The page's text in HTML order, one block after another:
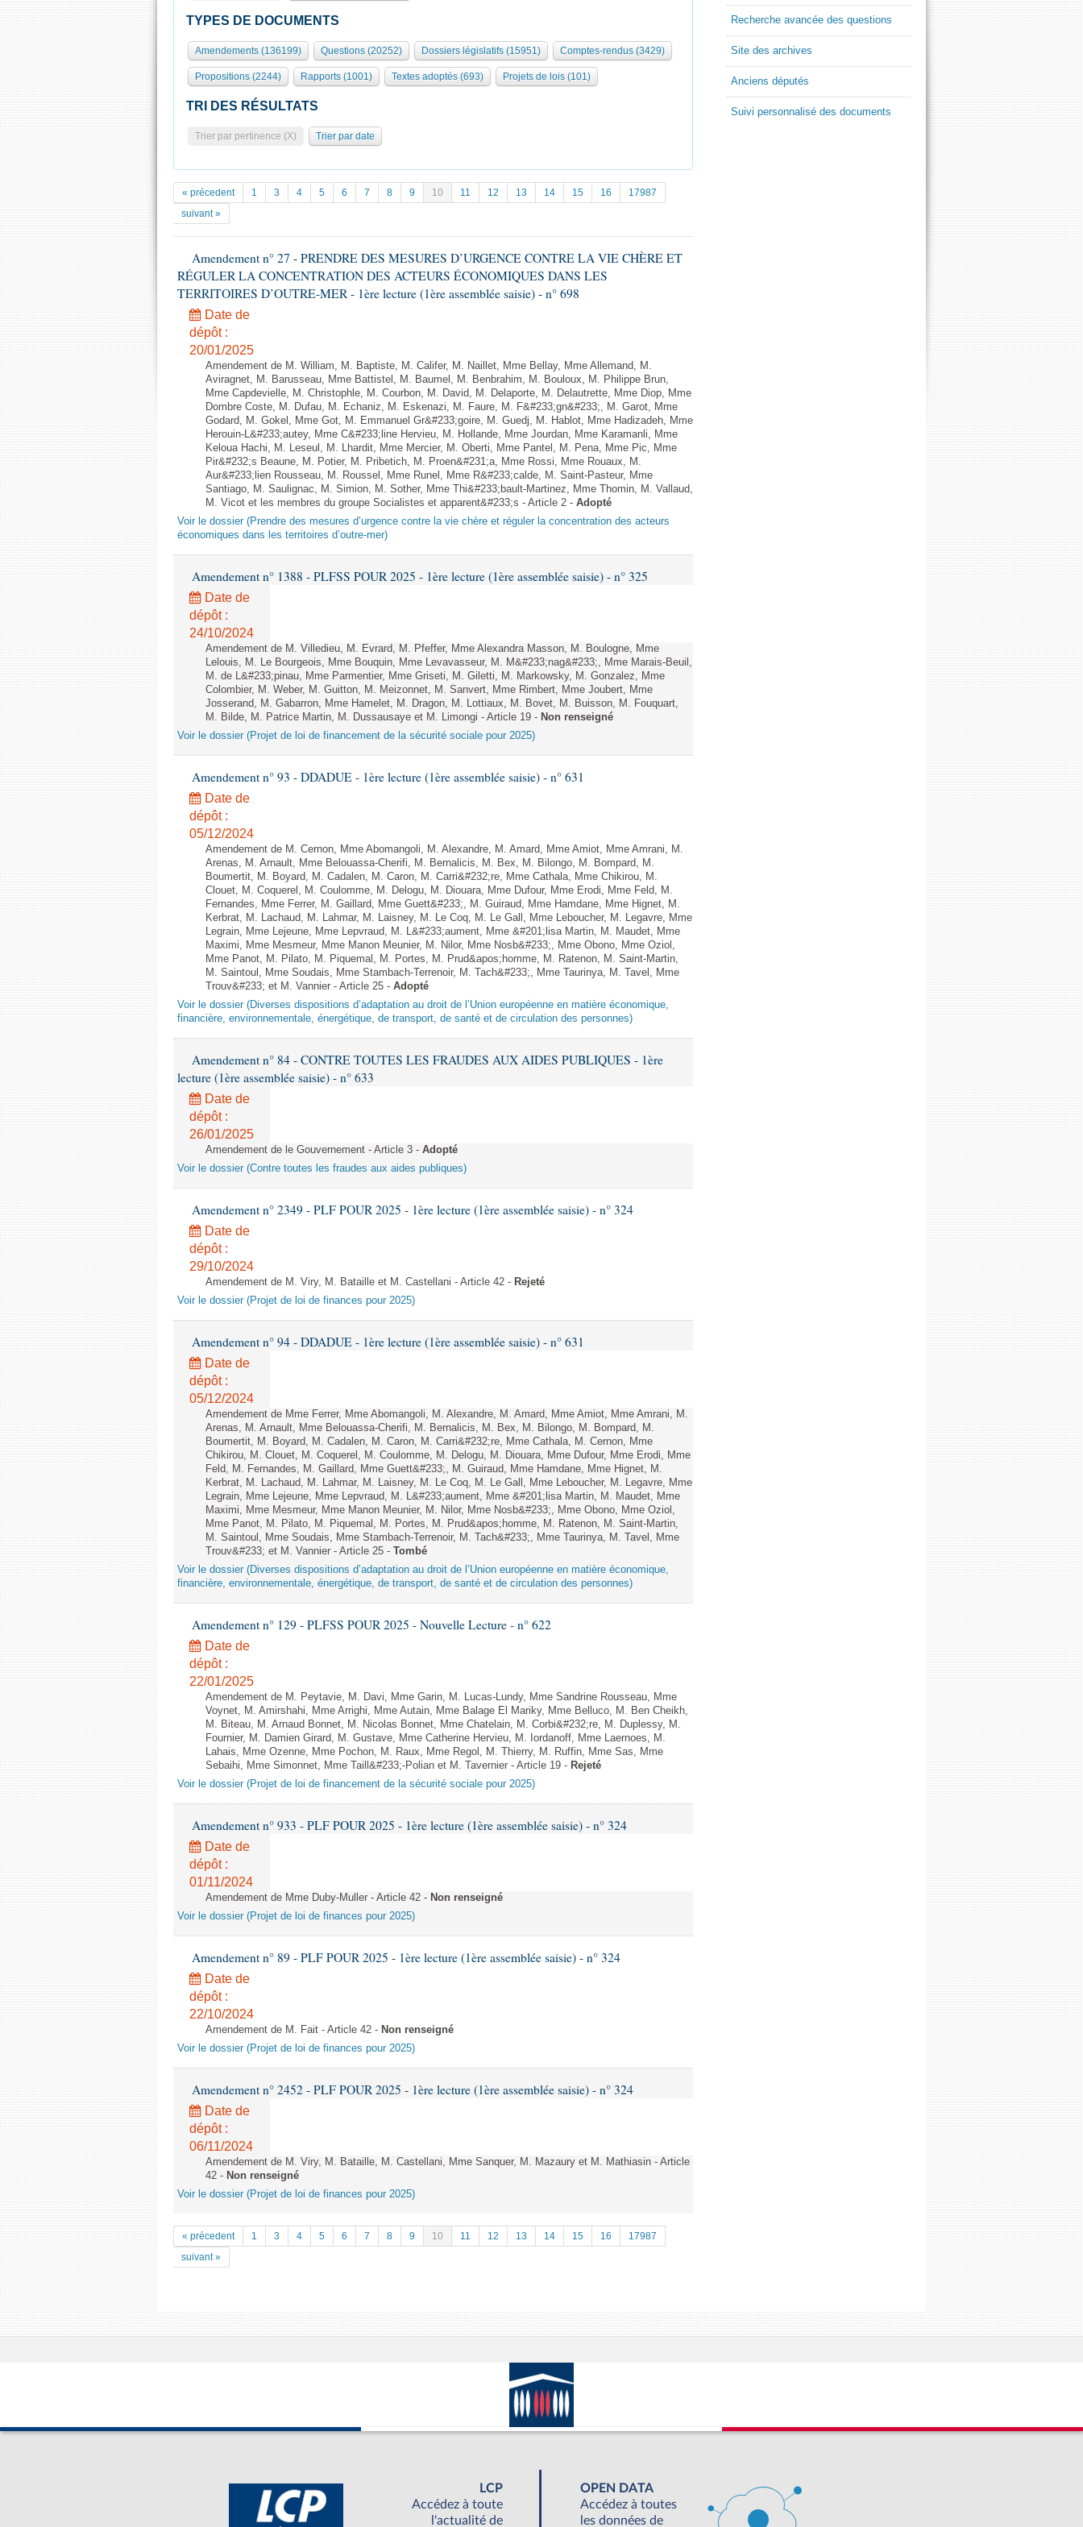
TYPES DE DOCUMENTS
Amendements (136199) Questions (20252) Dossiers législatifs (15951) Comptes-rendus (3429)
Propositions (2244) Rapports (1001) Textes adoptés (693) Projets de lois (101)
TRI DES RÉSULTATS
Trier par pertinence (X) Trier par date
« précedent 1 3 4 5 6 7 8 9 10 11 12 13 14 15 16
17987
suivant »
Amendement n° 27 - PRENDRE DES MESURES D’URGENCE CONTRE LA VIE CHÈRE ET
RÉGULER LA CONCENTRATION DES ACTEURS ÉCONOMIQUES DANS LES
TERRITOIRES D’OUTRE-MER - 1ère lecture (1ère assemblée saisie) - n° 698
Date de
dépôt :
20/01/2025
Amendement de M. William, M. Baptiste, M. Califer, M. Naillet, Mme Bellay, Mme Allemand, M.
Aviragnet, M. Barusseau, Mme Battistel, M. Baumel, M. Benbrahim, M. Bouloux, M. Philippe Brun,
Mme Capdevielle, M. Christophle, M. Courbon, M. David, M. Delaporte, M. Delautrette, Mme Diop, Mme
Dombre Coste, M. Dufau, M. Echaniz, M. Eskenazi, M. Faure, M. F&#233;gn&#233;, M. Garot, Mme
Godard, M. Gokel, Mme Got, M. Emmanuel Gr&#233;goire, M. Guedj, M. Hablot, Mme Hadizadeh, Mme
Herouin-L&#233;autey, Mme C&#233;line Hervieu, M. Hollande, Mme Jourdan, Mme Karamanli, Mme
Keloua Hachi, M. Leseul, M. Lhardit, Mme Mercier, M. Oberti, Mme Pantel, M. Pena, Mme Pic, Mme
Pir&#232;s Beaune, M. Potier, M. Pribetich, M. Proen&#231;a, Mme Rossi, Mme Rouaux, M.
Aur&#233;lien Rousseau, M. Roussel, Mme Runel, Mme R&#233;calde, M. Saint-Pasteur, Mme
Santiago, M. Saulignac, M. Simion, M. Sother, Mme Thi&#233;bault-Martinez, Mme Thomin, M. Vallaud,
M. Vicot et les membres du groupe Socialistes et apparent&#233;s - Article 2 - Adopté
Voir le dossier (Prendre des mesures d’urgence contre la vie chère et réguler la concentration des acteurs
économiques dans les territoires d’outre-mer)
Amendement n° 1388 - PLFSS POUR 2025 - 1ère lecture (1ère assemblée saisie) - n° 325
Date de
dépôt :
24/10/2024
Amendement de M. Villedieu, M. Evrard, M. Pfeffer, Mme Alexandra Masson, M. Boulogne, Mme
Lelouis, M. Le Bourgeois, Mme Bouquin, Mme Levavasseur, M. M&#233;nag&#233;, Mme Marais-Beuil,
M. de L&#233;pinau, Mme Parmentier, Mme Griseti, M. Giletti, M. Markowsky, M. Gonzalez, Mme
Colombier, M. Weber, M. Guitton, M. Meizonnet, M. Sanvert, Mme Rimbert, Mme Joubert, Mme
Josserand, M. Gabarron, Mme Hamelet, M. Dragon, M. Lottiaux, M. Bovet, M. Buisson, M. Fouquart,
M. Bilde, M. Patrice Martin, M. Dussausaye et M. Limongi - Article 19 - Non renseigné
Voir le dossier (Projet de loi de financement de la sécurité sociale pour 2025)
Amendement n° 93 - DDADUE - 1ère lecture (1ère assemblée saisie) - n° 631
Date de
dépôt :
05/12/2024
Amendement de M. Cernon, Mme Abomangoli, M. Alexandre, M. Amard, Mme Amiot, Mme Amrani, M.
Arenas, M. Arnault, Mme Belouassa-Cherifi, M. Bernalicis, M. Bex, M. Bilongo, M. Bompard, M.
Boumertit, M. Boyard, M. Cadalen, M. Caron, M. Carri&#232;re, Mme Cathala, Mme Chikirou, M.
Clouet, M. Coquerel, M. Coulomme, M. Delogu, M. Diouara, Mme Dufour, Mme Erodi, Mme Feld, M.
Fernandes, Mme Ferrer, M. Gaillard, Mme Guett&#233;, M. Guiraud, Mme Hamdane, Mme Hignet, M.
Kerbrat, M. Lachaud, M. Lahmar, M. Laisney, M. Le Coq, M. Le Gall, Mme Leboucher, M. Legavre, Mme
Legrain, Mme Lejeune, Mme Lepvraud, M. L&#233;aument, Mme &#201;lisa Martin, M. Maudet, Mme
Maximi, Mme Mesmeur, Mme Manon Meunier, M. Nilor, Mme Nosb&#233;, Mme Obono, Mme Oziol,
Mme Panot, M. Pilato, M. Piquemal, M. Portes, M. Prud&apos;homme, M. Ratenon, M. Saint-Martin,
M. Saintoul, Mme Soudais, Mme Stambach-Terrenoir, M. Tach&#233;, Mme Taurinya, M. Tavel, Mme
Trouv&#233; et M. Vannier - Article 25 - Adopté
Voir le dossier (Diverses dispositions d’adaptation au droit de l’Union européenne en matière économique,
financière, environnementale, énergétique, de transport, de santé et de circulation des personnes)
Amendement n° 84 - CONTRE TOUTES LES FRAUDES AUX AIDES PUBLIQUES - 1ère
lecture (1ère assemblée saisie) - n° 633
Date de
dépôt :
26/01/2025
Amendement de le Gouvernement - Article 3 - Adopté
Voir le dossier (Contre toutes les fraudes aux aides publiques)
Amendement n° 2349 - PLF POUR 2025 - 1ère lecture (1ère assemblée saisie) - n° 324
Date de
dépôt :
29/10/2024
Amendement de M. Viry, M. Bataille et M. Castellani - Article 42 - Rejeté
Voir le dossier (Projet de loi de finances pour 2025)
Amendement n° 94 - DDADUE - 1ère lecture (1ère assemblée saisie) - n° 631
Date de
dépôt :
05/12/2024
Amendement de Mme Ferrer, Mme Abomangoli, M. Alexandre, M. Amard, Mme Amiot, Mme Amrani, M.
Arenas, M. Arnault, Mme Belouassa-Cherifi, M. Bernalicis, M. Bex, M. Bilongo, M. Bompard, M.
Boumertit, M. Boyard, M. Cadalen, M. Caron, M. Carri&#232;re, Mme Cathala, M. Cernon, Mme
Chikirou, M. Clouet, M. Coquerel, M. Coulomme, M. Delogu, M. Diouara, Mme Dufour, Mme Erodi, Mme
Feld, M. Fernandes, M. Gaillard, Mme Guett&#233;, M. Guiraud, Mme Hamdane, Mme Hignet, M.
Kerbrat, M. Lachaud, M. Lahmar, M. Laisney, M. Le Coq, M. Le Gall, Mme Leboucher, M. Legavre, Mme
Legrain, Mme Lejeune, Mme Lepvraud, M. L&#233;aument, Mme &#201;lisa Martin, M. Maudet, Mme
Maximi, Mme Mesmeur, Mme Manon Meunier, M. Nilor, Mme Nosb&#233;, Mme Obono, Mme Oziol,
Mme Panot, M. Pilato, M. Piquemal, M. Portes, M. Prud&apos;homme, M. Ratenon, M. Saint-Martin,
M. Saintoul, Mme Soudais, Mme Stambach-Terrenoir, M. Tach&#233;, Mme Taurinya, M. Tavel, Mme
Trouv&#233; et M. Vannier - Article 25 - Tombé
Voir le dossier (Diverses dispositions d’adaptation au droit de l’Union européenne en matière économique,
financière, environnementale, énergétique, de transport, de santé et de circulation des personnes)
Amendement n° 129 - PLFSS POUR 2025 - Nouvelle Lecture - n° 622
Date de
dépôt :
22/01/2025
Amendement de M. Peytavie, M. Davi, Mme Garin, M. Lucas-Lundy, Mme Sandrine Rousseau, Mme
Voynet, M. Amirshahi, Mme Arrighi, Mme Autain, Mme Balage El Mariky, Mme Belluco, M. Ben Cheikh,
M. Biteau, M. Arnaud Bonnet, M. Nicolas Bonnet, Mme Chatelain, M. Corbi&#232;re, M. Duplessy, M.
Fournier, M. Damien Girard, M. Gustave, Mme Catherine Hervieu, M. Iordanoff, Mme Laernoes, M.
Lahais, Mme Ozenne, Mme Pochon, M. Raux, Mme Regol, M. Thierry, M. Ruffin, Mme Sas, Mme
Sebaihi, Mme Simonnet, Mme Taill&#233;-Polian et M. Tavernier - Article 19 - Rejeté
Voir le dossier (Projet de loi de financement de la sécurité sociale pour 2025)
Amendement n° 933 - PLF POUR 2025 - 1ère lecture (1ère assemblée saisie) - n° 324
Date de
dépôt :
01/11/2024
Amendement de Mme Duby-Muller - Article 42 - Non renseigné
Voir le dossier (Projet de loi de finances pour 2025)
Amendement n° 89 - PLF POUR 2025 - 1ère lecture (1ère assemblée saisie) - n° 324
Date de
dépôt :
22/10/2024
Amendement de M. Fait - Article 42 - Non renseigné
Voir le dossier (Projet de loi de finances pour 2025)
Amendement n° 2452 - PLF POUR 2025 - 1ère lecture (1ère assemblée saisie) - n° 324
Date de
dépôt :
06/11/2024
Amendement de M. Viry, M. Bataille, M. Castellani, Mme Sanquer, M. Mazaury et M. Mathiasin - Article
42 - Non renseigné
Voir le dossier (Projet de loi de finances pour 2025)
« précedent 1 3 4 5 6 7 8 9 10 11 12 13 14 15 16
17987
suivant »
Recherche avancée des questions
Site des archives
Anciens députés
Suivi personnalisé des documents
LCP
Accédez à toute
l'actualité de
OPEN DATA
Accédez à toutes
les données de